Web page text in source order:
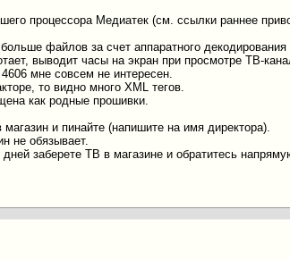
процессора Медиатек (см. ссылки раннее
файлов за счет аппаратного
выводит часы на экран при просмотре ТВ-
мне совсем не интересен.
то видно много XML тегов.
как родные прошивки.
и пинайте (напишите на имя директора).
не обязывает.
заберете ТВ в магазине и обратитесь